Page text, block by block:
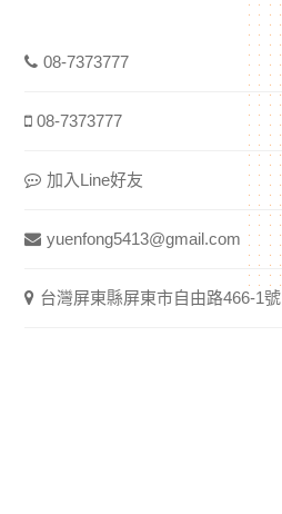
08-7373777
08-7373777
加入Line好友
yuenfong5413@gmail.com
台灣屏東縣屏東市自由路466-1號